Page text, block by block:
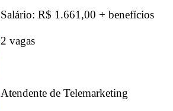
Salário: R$ 1.661,00 + benefícios
2 vagas
Atendente de Telemarketing